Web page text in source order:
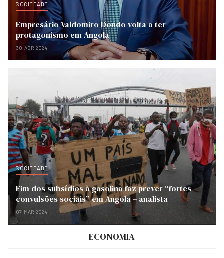
SOCIEDADE
Empresário Valdomiro Dondo volta a ter
protagonismo em Angola
30-ABR-2024
SOCIEDADE
Fim dos subsídios à gasolina faz prever “fortes
convulsões sociais” em Angola – analista
07-MAR-2024
ECONOMIA